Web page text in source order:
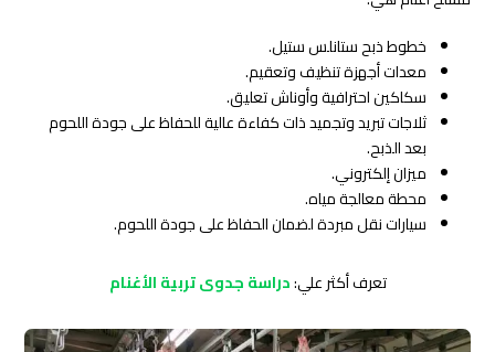
خطوط ذبح ستانلس ستيل.
معدات أجهزة تنظيف وتعقيم.
سكاكين احترافية وأوناش تعليق.
ثلاجات تبريد وتجميد ذات كفاءة عالية للحفاظ على جودة اللحوم
بعد الذبح.
ميزان إلكتروني.
محطة معالجة مياه.
سيارات نقل مبردة لضمان الحفاظ على جودة اللحوم.
تعرف أكثر علي:دراسة جدوى تربية الأغنام